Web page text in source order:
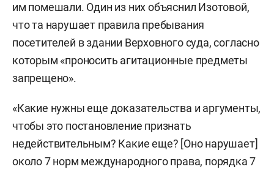
им помешали. Один из них объяснил Изотовой,
что та нарушает правила пребывания
посетителей в здании Верховного суда, согласно
которым «проносить агитационные предметы
запрещено».
«Какие нужны еще доказательства и аргументы,
чтобы это постановление признать
недействительным? Какие еще? [Оно нарушает]
около 7 норм международного права, порядка 7